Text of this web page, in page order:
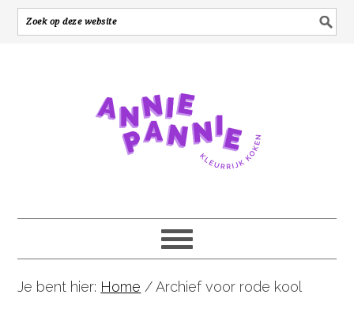
Je bent hier: Home /Archief voor rode kool